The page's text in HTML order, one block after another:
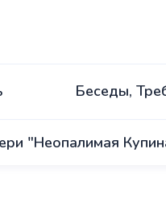
Беседы,
"Неопалимая